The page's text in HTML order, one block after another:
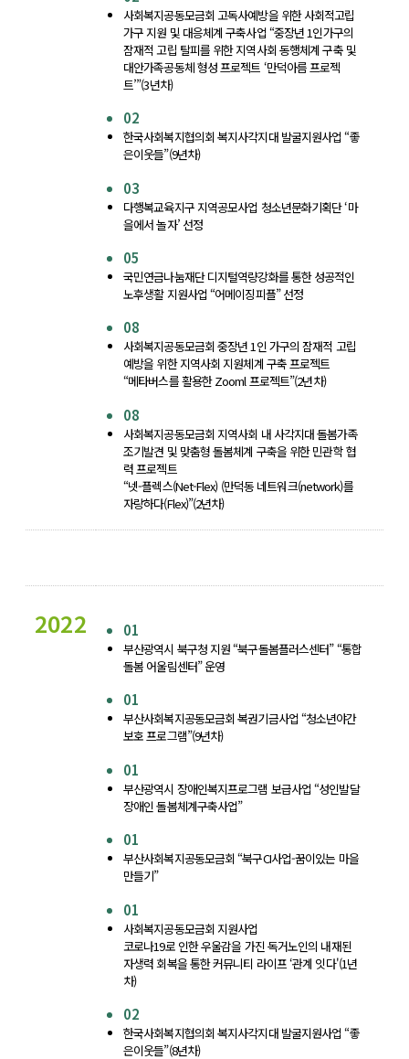
사회복지공동모금회 고독사예방을 위한 사회적고립
가구 지원 및 대응체계 구축사업 “중장년 1인가구의
잠재적 고립 탈피를 위한 지역사회 동행체계 구축 및
대안가족공동체 형성 프로젝트 ‘만덕아름 프로젝
트’”(3년차)
02
한국사회복지협의회 복지사각지대 발굴지원사업 “좋
은이웃들”(9년차)
03
다행복교육지구 지역공모사업 청소년문화기획단 ‘마
을에서 놀자’ 선정
05
국민연금나눔재단 디지털역량강화를 통한 성공적인
노후생활 지원사업 “어메이징피플” 선정
08
사회복지공동모금회 중장년 1인 가구의 잠재적 고립
예방을 위한 지역사회 지원체계 구축 프로젝트
“메타버스를 활용한 Zooml 프로젝트”(2년차)
08
사회복지공동모금회 지역사회 내 사각지대 돌봄가족
조기발견 및 맞춤형 돌봄체계 구축을 위한 민관학 협
력 프로젝트
“넷-플렉스(Net-Flex) (만덕동 네트워크(network)를
자랑하다(Flex)”(2년차)
2022 01
부산광역시 북구청 지원 “북구돌봄플러스센터” “통합
돌봄 어울림센터” 운영
01
부산사회복지공동모금회 복권기금사업 “청소년야간
보호 프로그램”(9년차)
01
부산광역시 장애인복지프로그램 보급사업 “성인발달
장애인 돌봄체계구축사업”
01
부산사회복지공동모금회 “북구CI사업-꿈이있는 마을
만들기”
01
사회복지공동모금회 지원사업
코로나19로 인한 우울감을 가진 독거노인의 내재된
자생력 회복을 통한 커뮤니티 라이프 ‘관계 잇다'(1년
차)
02
한국사회복지협의회 복지사각지대 발굴지원사업 “좋
은이웃들”(8년차)